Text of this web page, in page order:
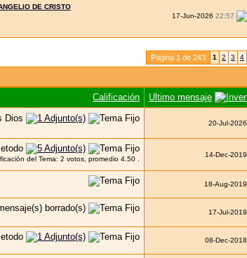
DE CRISTO
17-Jun-2026 22:57
Página 1 de 243 1 2 3 4
Calificación Ultimo mensaje
20-Jul-2026
14-Dec-2019
18-Aug-2019
17-Jul-2019
08-Dec-2018